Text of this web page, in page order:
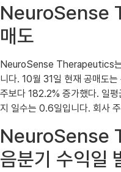
NeuroSense
매도
NeuroSense Therapeutics는
니다. 10월 31일 현재 공매도
주보다 182.2% 증가했다. 일
지 일수는 0.6일입니다. 회사
NeuroSense
음분기 수익일